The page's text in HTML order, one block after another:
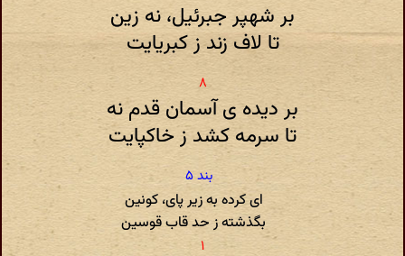
بر شهپر جبرئیل، نه زین
تا لاف زند ز کبریایت
بر دیده ی آسمان قدم نه
تا سرمه کشد ز خاکپایت
ای کرده به زیر پای، کونین
بگذشته ز حد قاب قوسین